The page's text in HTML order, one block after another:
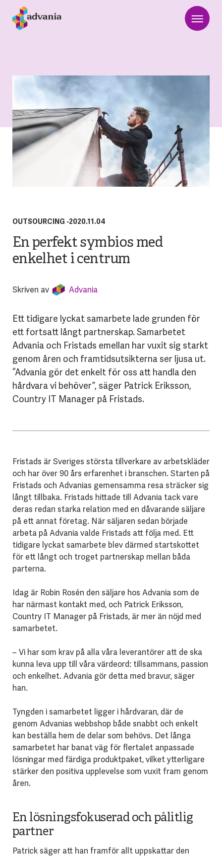
OUTSOURCING -2020.11.04
En perfekt symbios med
enkelhet i centrum
Skriven av Advania
Ett tidigare lyckat samarbete lade grunden för
ett fortsatt långt partnerskap. Samarbetet
Advania och Fristads emellan har vuxit sig starkt
genom åren och framtidsutsikterna ser ljusa ut.
“Advania gör det enkelt för oss att handla den
hårdvara vi behöver”, säger Patrick Eriksson,
Country IT Manager på Fristads.
Fristads är Sveriges största tillverkare av arbetskläder
och har över 90 års erfarenhet i branschen. Starten på
Fristads och Advanias gemensamma resa sträcker sig
långt tillbaka. Fristads hittade till Advania tack vare
deras redan starka relation med en dåvarande säljare
på ett annat företag. När säljaren sedan började
arbeta på Advania valde Fristads att följa med. Ett
tidigare lyckat samarbete blev därmed startskottet
för ett långt och troget partnerskap mellan båda
parterna.
Idag är Robin Rosén den säljare hos Advania som de
har närmast kontakt med, och Patrick Eriksson,
Country IT Manager på Fristads, är mer än nöjd med
samarbetet.
– Vi har som krav på alla våra leverantörer att de ska
kunna leva upp till våra värdeord: tillsammans, passion
och enkelhet. Advania gör detta med bravur, säger
han.
Tyngden i samarbetet ligger i hårdvaran, där de
genom Advanias webbshop både snabbt och enkelt
kan beställa hem de delar som behövs. Det långa
samarbetet har banat väg för flertalet anpassade
lösningar med färdiga produktpaket, vilket ytterligare
stärker den positiva upplevelse som vuxit fram genom
åren.
En lösningsfokuserad och pålitlig
partner
Patrick säger att han framför allt uppskattar den